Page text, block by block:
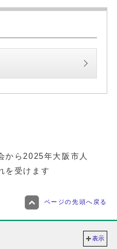
ら2025年大阪市人
を受けます
ページの先頭へ戻る
表示